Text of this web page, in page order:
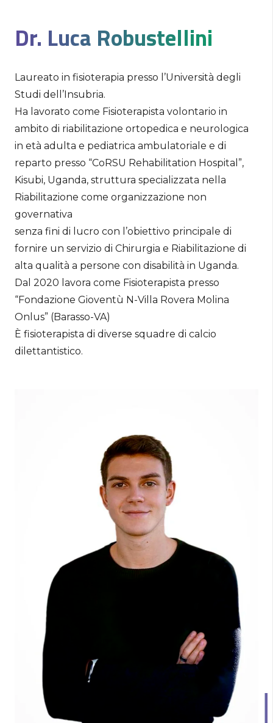
Dr. Luca Robustellini
Laureato in fisioterapia presso l’Università degli
Studi dell’Insubria.
Ha lavorato come Fisioterapista volontario in
ambito di riabilitazione ortopedica e neurologica
in età adulta e pediatrica ambulatoriale e di
reparto presso “CoRSU Rehabilitation Hospital”,
Kisubi, Uganda, struttura specializzata nella
Riabilitazione come organizzazione non
governativa
senza fini di lucro con l’obiettivo principale di
fornire un servizio di Chirurgia e Riabilitazione di
alta qualità a persone con disabilità in Uganda.
Dal 2020 lavora come Fisioterapista presso
“Fondazione Gioventù N-Villa Rovera Molina
Onlus” (Barasso-VA)
È fisioterapista di diverse squadre di calcio
dilettantistico.